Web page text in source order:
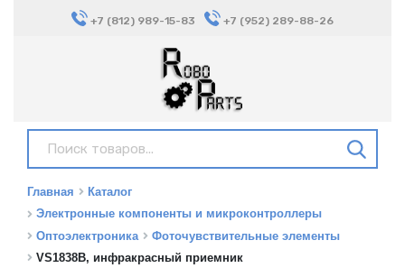
+7 (812) 989-15-83 +7 (952) 289-88-26
Главная
Каталог
Электронные компоненты и микроконтроллеры
Оптоэлектроника
Фоточувствительные элементы
VS1838B, инфракрасный приемник